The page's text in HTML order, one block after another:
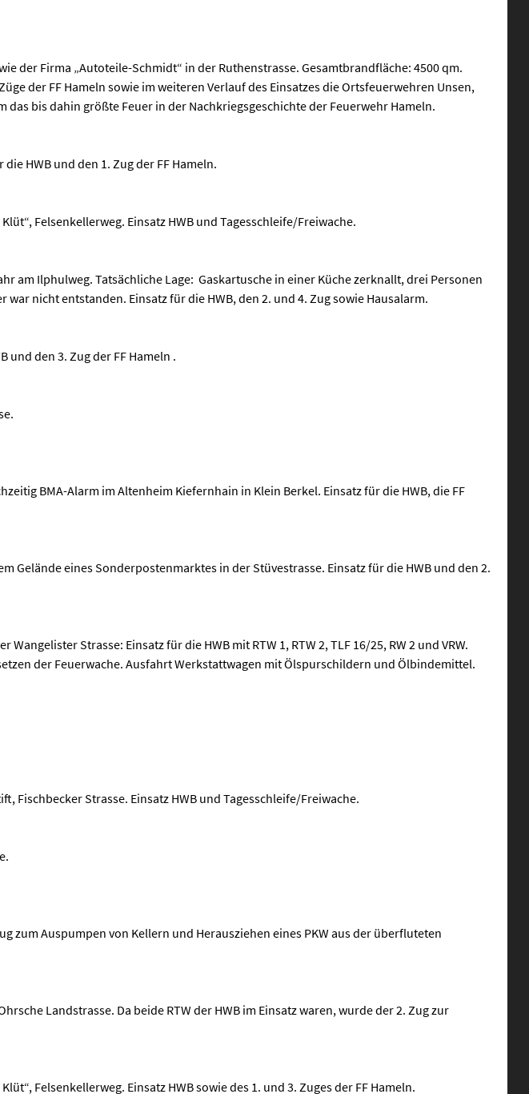
der Firma „Autoteile-Schmidt“ in der Ruthenstrasse. Gesamtbrandfläche: 4500 qm.
der FF Hameln sowie im weiteren Verlauf des Einsatzes die Ortsfeuerwehren Unsen,
das bis dahin größte Feuer in der Nachkriegsgeschichte der Feuerwehr Hameln.
HWB und den 1. Zug der FF Hameln.
Felsenkellerweg. Einsatz HWB und Tagesschleife/Freiwache.
am Ilphulweg. Tatsächliche Lage: Gaskartusche in einer Küche zerknallt, drei Personen
nicht entstanden. Einsatz für die HWB, den 2. und 4. Zug sowie Hausalarm.
und den 3. Zug der FF Hameln .
BMA-Alarm im Altenheim Kiefernhain in Klein Berkel. Einsatz für die HWB, die FF
Gelände eines Sonderpostenmarktes in der Stüvestrasse. Einsatz für die HWB und den 2.
Strasse: Einsatz für die HWB mit RTW 1, RTW 2, TLF 16/25, RW 2 und VRW.
der Feuerwache. Ausfahrt Werkstattwagen mit Ölspurschildern und Ölbindemittel.
Fischbecker Strasse. Einsatz HWB und Tagesschleife/Freiwache.
zum Auspumpen von Kellern und Herausziehen eines PKW aus der überfluteten
Landstrasse. Da beide RTW der HWB im Einsatz waren, wurde der 2. Zug zur
Felsenkellerweg. Einsatz HWB sowie des 1. und 3. Zuges der FF Hameln.